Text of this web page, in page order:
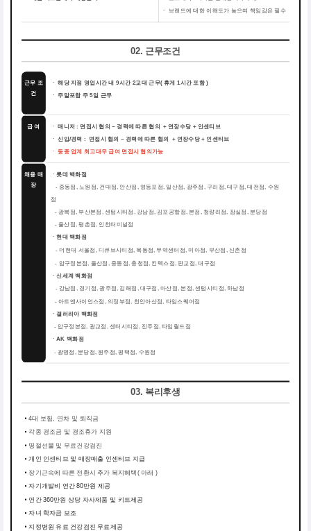
ㆍ 브랜드에 대한 이해도가 높으며 책임감은 필수
02. 근무조건
근무 조
건
ㆍ 해당 지점 영업시간 내 9시간 2교대 근무( 휴게 1시간 포함 )
ㆍ 주말포함 주 5일 근무
급 여
ㆍ 매니저 : 면접시 협의 ~ 경력에 따른 협의 + 연장수당 + 인센티브
ㆍ 신입/경력 : 면접시 협의 ~ 경력에 따른 협의 + 연장수당 + 인센티브
ㆍ 동종 업계 최고대우 급여 면접시 협의가능
채용 매
장
ㆍ롯데 백화점
- 중동점, 노원점, 건대점, 안산점, 영등포점, 일산점, 광주점, 구리점, 대구점, 대전점, 수원
점
- 광복점, 부산본점, 센텀시티점, 강남점, 김포공항점, 본점, 청량리점, 잠실점, 분당점
- 울산점, 평촌점, 인천터미널점
ㆍ현대 백화점
- 더현대 서울점, 디큐브시티점, 목동점, 무역센터점, 미아점, 부산점, 신촌점
- 압구정본점, 울산점, 중동점, 충청점, 킨텍스점, 판교점, 대구점
ㆍ신세계 백화점
- 강남점, 경기점, 광주점, 김해점, 대구점, 마산점, 본점, 센텀시티점, 하남점
- 아트앤사이언스점, 의정부점, 천안아산점, 타임스퀘어점
ㆍ갤러리아 백화점
- 압구정본점, 광교점, 센터시티점, 진주점, 타임월드점
ㆍAK 백화점
- 광명점, 분당점, 원주점, 평택점, 수원점
03. 복리후생
4대 보험, 연차 및 퇴직금
각종 경조금 및 경조휴가 지원
명절선물 및 무료건강검진
개인 인센티브 및 매장매출 인센티브 지급
장기근속에 따른 전환시 추가 복지혜택( 아래 )
자기개발비 연간 80만원 제공
연간 360만원 상당 자사제품 및 키트제공
자녀 학자금 보조
지정병원 유료 건강검진 무료제공